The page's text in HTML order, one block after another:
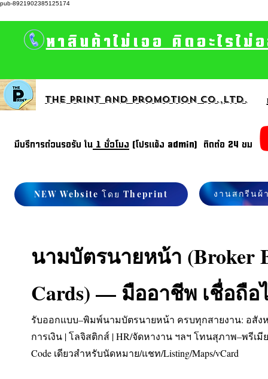
pub-8921902385125174
หาสินค้าไม่เจอ คิดอะไรไ
The print and promotion CO.,Ltd.
มีบรีการด่วนรอรับ ใน 1 ชั่วโมง (โปรแจ้ง admin) ติดต่อ 24 ชม
NEW Website โดย Theprint งานสกรีนผ้
นามบัตรนายหน้า (Broker
Cards) — มืออาชีพ เชื่อถือ
รับออกแบบ–พิมพ์นามบัตรนายหน้า ครบทุกสายงาน: อสัง
การเงิน | โลจิสติกส์ | HR/จัดหางาน ฯลฯ โทนสุภาพ–พรีเ
Code เดียวสำหรับนัดหมาย/แชท/Listing/Maps/vCard